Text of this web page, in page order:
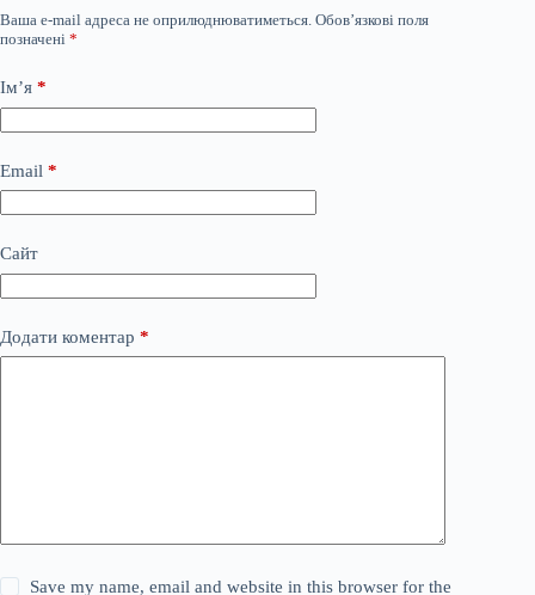
Ваша e-mail адреса не оприлюднюватиметься. Обов’язкові поля
позначені *
Ім’я *
Email *
Сайт
Додати коментар *
Save my name, email and website in this browser for the